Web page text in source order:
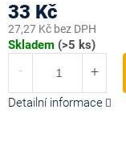
33 Kč
27,27 Kč bez DPH
Měrná
Skladem (>5 ks)
Detailní informace